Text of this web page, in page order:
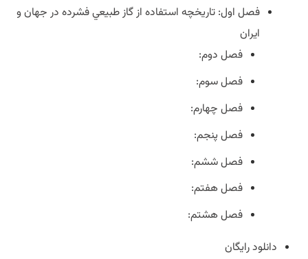
فصل اول: تاريخچه استفاده از گاز طبيعي فشرده در جهان و
ايران
فصل دوم:
فصل سوم:
فصل چهارم:
فصل پنجم:
فصل ششم:
فصل هفتم:
فصل هشتم:
دانلود رایگان